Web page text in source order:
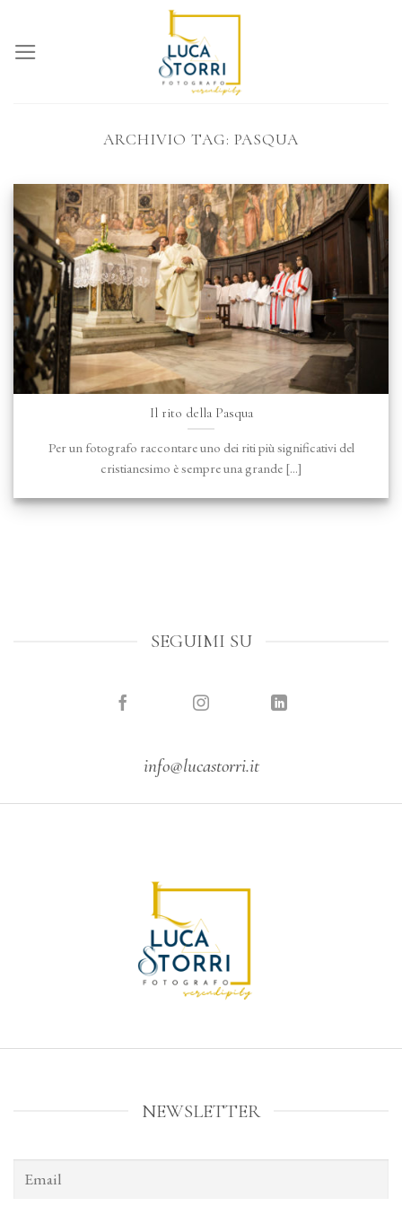
content
ARCHIVIO TAG: PASQUA
Il rito della Pasqua
Per un fotografo raccontare uno dei riti più significativi del
cristianesimo è sempre una grande [...]
SEGUIMI SU
info@lucastorri.it
NEWSLETTER